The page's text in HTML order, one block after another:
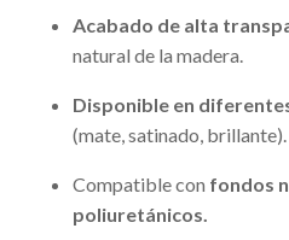
Acabado de alta
natural de la madera.
Disponible en
(mate, satinado, brillante).
Compatible con fondos
poliuretánicos.